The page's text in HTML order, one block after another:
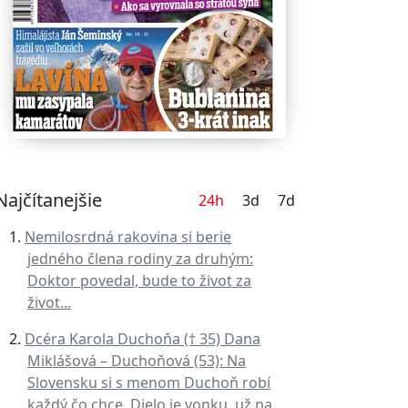
24h 3d
7d
Nemilosrdná rakovina si berie
jedného člena rodiny za druhým:
Doktor povedal, bude to život za
život...
Dcéra Karola Duchoňa († 35) Dana
Miklášová – Duchoňová (53): Na
Slovensku si s menom Duchoň robí